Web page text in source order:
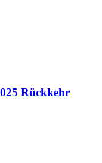
Rückkehr